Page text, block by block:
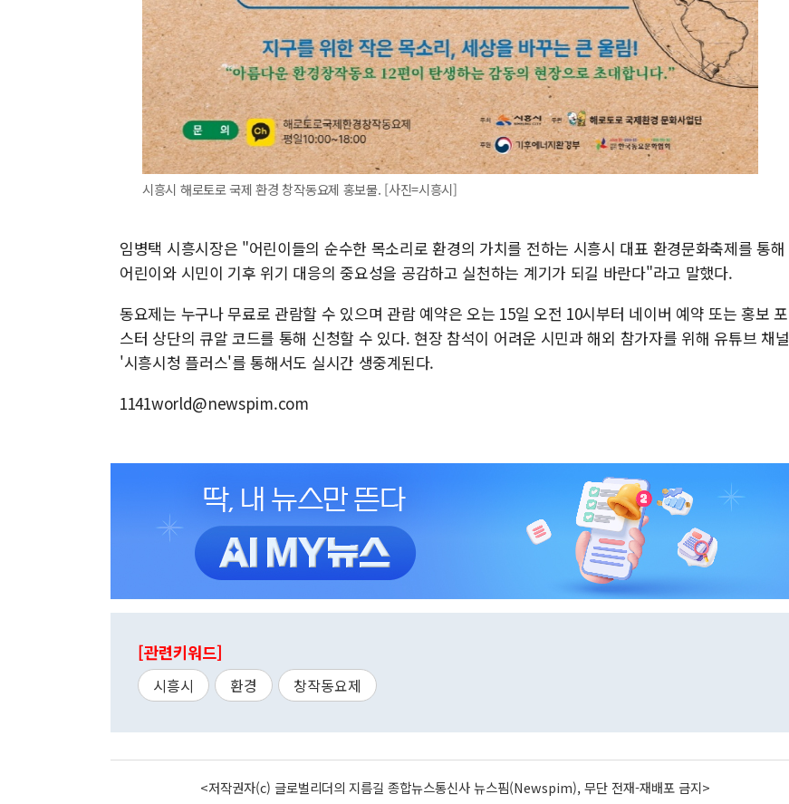
시흥시 해로토로 국제 환경 창작동요제 홍보물. [사진=시흥시]
임병택 시흥시장은 "어린이들의 순수한 목소리로 환경의 가치를 전하는 시흥시 대표 환경문화축제를 통해
어린이와 시민이 기후 위기 대응의 중요성을 공감하고 실천하는 계기가 되길 바란다"라고 말했다.
동요제는 누구나 무료로 관람할 수 있으며 관람 예약은 오는 15일 오전 10시부터 네이버 예약 또는 홍보 포
스터 상단의 큐알 코드를 통해 신청할 수 있다. 현장 참석이 어려운 시민과 해외 참가자를 위해 유튜브 채널
'시흥시청 플러스'를 통해서도 실시간 생중계된다.
1141world@newspim.com
[관련키워드]
시흥시 환경 창작동요제
<저작권자(c) 글로벌리더의 지름길 종합뉴스통신사 뉴스핌(Newspim), 무단 전재-재배포 금지>